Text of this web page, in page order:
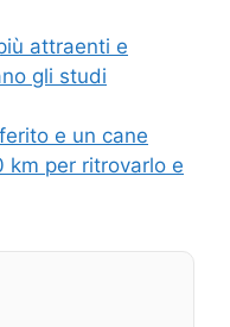
attraenti e
gli studi
e un cane
km per ritrovarlo e